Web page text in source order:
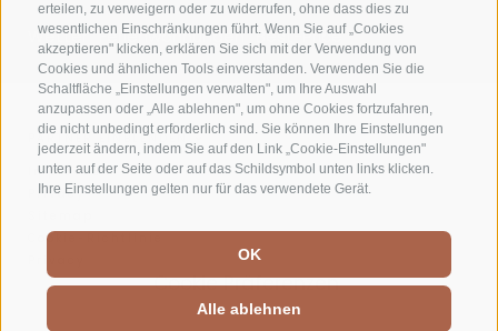
erteilen, zu verweigern oder zu widerrufen, ohne dass dies zu
wesentlichen Einschränkungen führt. Wenn Sie auf „Cookies
akzeptieren" klicken, erklären Sie sich mit der Verwendung von
Cookies und ähnlichen Tools einverstanden. Verwenden Sie die
Schaltfläche „Einstellungen verwalten", um Ihre Auswahl
anzupassen oder „Alle ablehnen", um ohne Cookies fortzufahren,
die nicht unbedingt erforderlich sind. Sie können Ihre Einstellungen
jederzeit ändern, indem Sie auf den Link „Cookie-Einstellungen"
unten auf der Seite oder auf das Schildsymbol unten links klicken.
Ihre Einstellungen gelten nur für das verwendete Gerät.
OK
Alle ablehnen
T +39 0473 623302
info@residence-montani.com
IT. EN.
Wetter Ferienwohnungen Best-Price
PARTNER EINBLENDEN
Impressum
Privacy
Cookie-Richtlinie
Cookie Präferenzen